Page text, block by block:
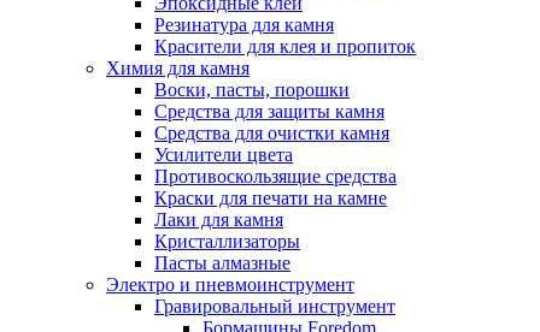
Резинатура для камня
Красители для клея и пропиток
Химия для камня
Воски, пасты, порошки
Средства для защиты камня
Средства для очистки камня
Усилители цвета
Противоскользящие средства
Краски для печати на камне
Лаки для камня
Кристаллизаторы
Пасты алмазные
Электро и пневмоинструмент
Гравировальный инструмент
Бормашины Foredom